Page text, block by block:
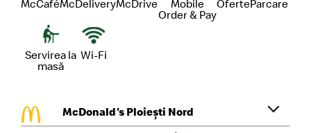
McCaféMcDeliveryMcDrive
Mobile
Order & Pay
OferteParcare
Servirea la
masă
Wi-Fi
McDonald's Ploiești Nord